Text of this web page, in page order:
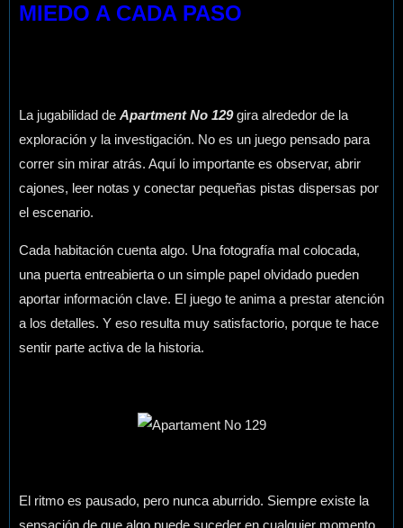
MIEDO A CADA PASO
La jugabilidad de Apartment No 129gira alrededor de la
exploración y la investigación. No es un juego pensado para
correr sin mirar atrás. Aquí lo importante es observar, abrir
cajones, leer notas y conectar pequeñas pistas dispersas por
el escenario.
Cada habitación cuenta algo. Una fotografía mal colocada,
una puerta entreabierta o un simple papel olvidado pueden
aportar información clave. El juego te anima a prestar atención
a los detalles. Y eso resulta muy satisfactorio, porque te hace
sentir parte activa de la historia.
El ritmo es pausado, pero nunca aburrido. Siempre existe la
sensación de que algo puede suceder en cualquier momento.